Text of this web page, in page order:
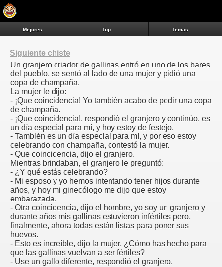
Mejores Top Temas
Siguiente chiste
Un granjero criador de gallinas entró en uno de los bares
del pueblo, se sentó al lado de una mujer y pidió una
copa de champaña.
La mujer le dijo:
- ¡Que coincidencia! Yo también acabo de pedir una copa
de champaña.
- ¡Que coincidencia!, respondió el granjero y continúo, es
un día especial para mí, y hoy estoy de festejo.
- También es un día especial para mí, y por eso estoy
celebrando con champaña, contestó la mujer.
- Que coincidencia, dijo el granjero.
Mientras brindaban, el granjero le preguntó:
- ¿Y qué estás celebrando?
- Mi esposo y yo hemos intentando tener hijos durante
años, y hoy mi ginecólogo me dijo que estoy
embarazada.
- Otra coincidencia, dijo el hombre, yo soy un granjero y
durante años mis gallinas estuvieron infértiles pero,
finalmente, ahora todas están listas para poner sus
huevos.
- Esto es increíble, dijo la mujer, ¿Cómo has hecho para
que las gallinas vuelvan a ser fértiles?
- Use un gallo diferente, respondió el granjero.